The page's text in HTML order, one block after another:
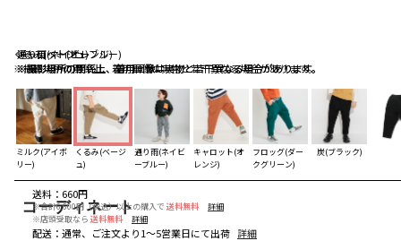
くるみ(ベージュ)
※撮影場所の関係上、着用画像は実物と若干異なる場合があります。
通り雨(ネイビーブルー)
※撮影場所の関係上、着用画像は実物と若干異なる場合があります。
キャロット(オレンジ)
※撮影場所の関係上、着用画像は実物と若干異なる場合があります。
ミルク(アイボ
リー)
くるみ(ベージ
ュ)
通り雨(ネイビ
ーブルー)
キャロット(オ
レンジ)
フロッグ(ダー
クグリーン)
炭(ブラック)
コーディネート
送料 ： 660円
※合計6,600円（税込）以上の購入で 送料無料
詳細
※店頭受取なら 送料無料 詳細
配送 ： 通常、ご注文より1～5営業日にて出荷 詳細